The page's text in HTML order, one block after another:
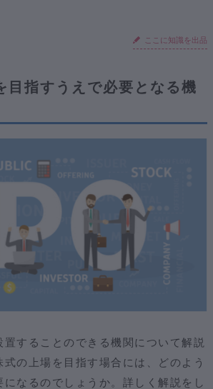
ここに知識を出品
目指すうえで必要となる機
することのできる機関について解説
式の上場を目指す場合には、どのよう
になるのでしょうか。詳しく解説をし